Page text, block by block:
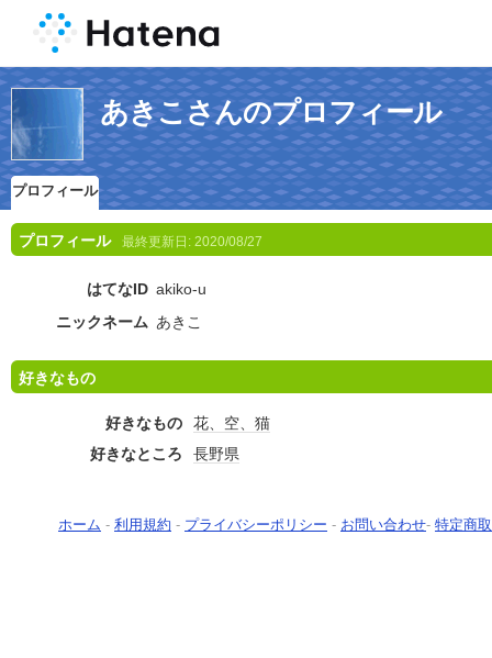
あきこさんのプロフィール
プロフィール
プロフィール 最終更新日: 2020/08/27
はてなID akiko-u
ニックネーム あきこ
好きなもの
好きなもの
花、空、猫
好きなところ
長野県
ホーム - 利用規約 - プライバシーポリシー - お問い合わせ- 特定商